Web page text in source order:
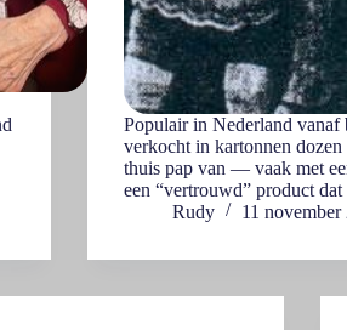
Populair in Nederland vanaf
verkocht in kartonnen
thuis pap van — vaak met
een “vertrouwd” product
Rudy
11 november